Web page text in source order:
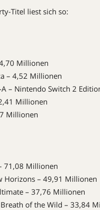
Titel liest sich so:
Millionen
– 4,52 Millionen
– Nintendo Switch 2
Millionen
Millionen
71,08 Millionen
Horizons – 49,91 Millionen
– 37,76 Millionen
of the Wild – 33,84